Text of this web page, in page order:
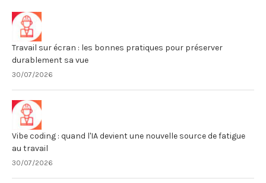
Travail sur écran : les bonnes pratiques pour préserver
durablement sa vue
30/07/2026
Vibe coding : quand l'IA devient une nouvelle source de fatigue
au travail
30/07/2026